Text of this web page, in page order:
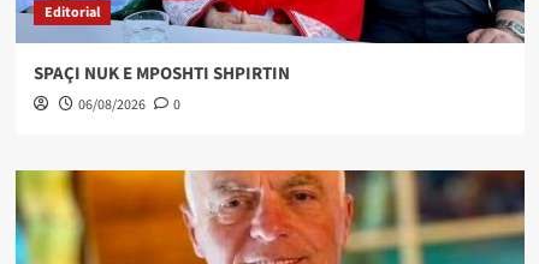
Editorial
SPAÇI NUK E MPOSHTI SHPIRTIN
06/08/2026 0